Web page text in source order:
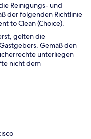
Reinigungs- und
der folgenden Richtlinie
to Clean (Choice).
gelten die
Gemäß den
unterliegen
nicht dem